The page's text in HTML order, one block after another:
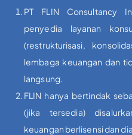
PT FLIN Consultancy
penyedia layanan
(restrukturisasi,
lembaga keuangan dan
langsung.
FLIN hanya bertindak
(jika tersedia)
keuangan berlisensi dan